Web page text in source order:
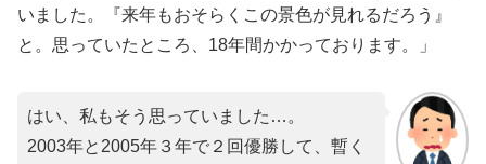
いました。『来年もおそらくこの景色が見れるだろう』
と。思っていたところ、18年間かかっております。」
はい、私もそう思っていました…。
2003年と2005年３年で２回優勝して、暫く